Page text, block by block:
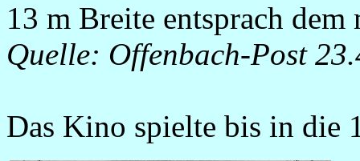
13 m Breite entsprach
Quelle: Offenbach-Post
Das Kino spielte bis in die